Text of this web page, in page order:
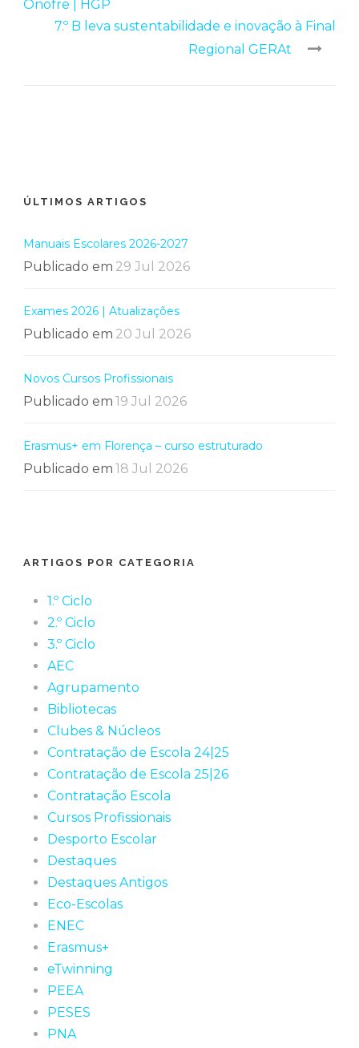
Onofre | HGP
7.º B leva sustentabilidade e inovação à Final
Regional GERAt
ÚLTIMOS ARTIGOS
Manuais Escolares 2026-2027
Publicado em 29 Jul 2026
Exames 2026 | Atualizações
Publicado em 20 Jul 2026
Novos Cursos Profissionais
Publicado em 19 Jul 2026
Erasmus+ em Florença – curso estruturado
Publicado em 18 Jul 2026
ARTIGOS POR CATEGORIA
1.º Ciclo
2.º Ciclo
3.º Ciclo
AEC
Agrupamento
Bibliotecas
Clubes & Núcleos
Contratação de Escola 24|25
Contratação de Escola 25|26
Contratação Escola
Cursos Profissionais
Desporto Escolar
Destaques
Destaques Antigos
Eco-Escolas
ENEC
Erasmus+
eTwinning
PEEA
PESES
PNA